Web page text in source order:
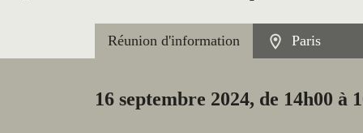
Réunion d'information Paris
16 septembre 2024, de 14h00 à